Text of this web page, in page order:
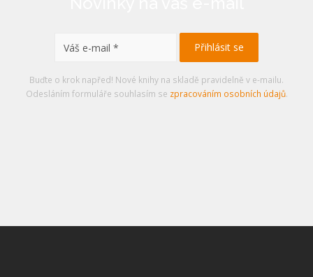
Buďte o krok napřed! Nové knihy na skladě pravidelně v e-mailu.
Odesláním formuláře souhlasím se zpracováním osobních údajů.